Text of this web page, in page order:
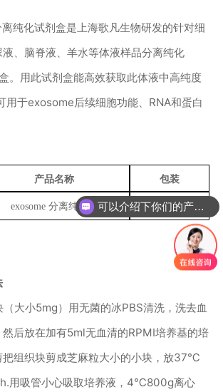
纯化试剂盒是上海歌凡生物研发的针对细
、脑脊液、羊水等体液样品分离纯化
。用此试剂盒能高效获取此体液中高纯度
用于exosome后续细胞功能、 RNA和蛋白
产品名称 包装
exosome 分离纯化液 30ml
（大小5mg）用无菌的冰PBS清洗，洗去血
后放在加有5ml无血清的RPMI培养基的培
组织块剪成芝麻粒大小的小块，放37℃
用吸管小心吸取培养液， 4℃800g离心
可以介绍下你们的产品么？